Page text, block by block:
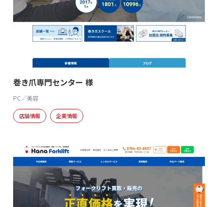
巻き爪専門センター 様
PC／美容
店舗情報 企業情報